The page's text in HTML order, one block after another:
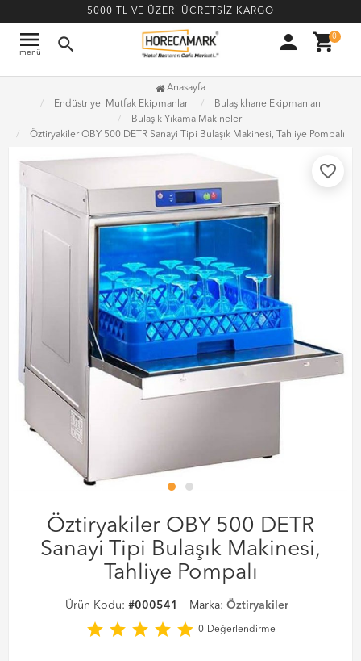
5000 TL VE ÜZERİ ÜCRETSİZ KARGO
menu
menü search person shopping_cart0
Anasayfa
Endüstriyel Mutfak Ekipmanları
Bulaşıkhane Ekipmanları
Bulaşık Yıkama Makineleri
Öztiryakiler OBY 500 DETR Sanayi Tipi Bulaşık Makinesi, Tahliye Pompalı
favorite_border
Öztiryakiler OBY 500 DETR
Sanayi Tipi Bulaşık Makinesi,
Tahliye Pompalı
Ürün Kodu: #000541 Marka: Öztiryakiler
star star star star star 0 Değerlendirme